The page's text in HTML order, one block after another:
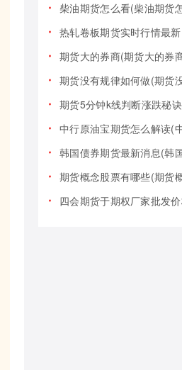
柴油期货怎么看(柴油期货
热轧卷板期货实时行情最新(热轧卷板期货实
期货大的券商(期货大的券
期货没有规律如何做(期货
期货5分钟k线判断涨跌秘诀风
中行原油宝期货怎么解读(中行原
韩国债券期货最新消息(韩国债券期
期货概念股票有哪些(期货概念股
四会期货于期权厂家批发价格(